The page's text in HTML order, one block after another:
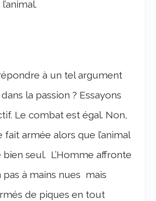
à un tel argument
la passion ? Essayons
Le combat est égal. Non,
fait armée alors que l’animal
seul. L’Homme affronte
pas à mains nues mais
de piques en tout